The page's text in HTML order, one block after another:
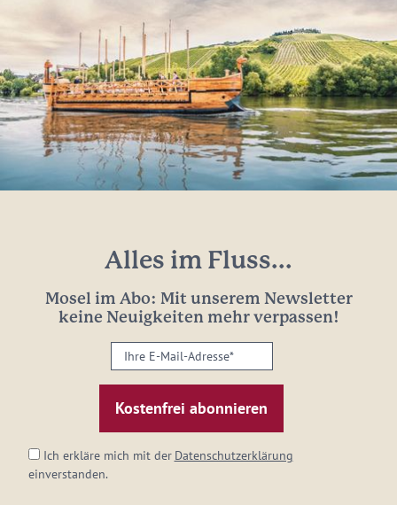
Alles im Fluss...
Mosel im Abo: Mit unserem Newsletter
keine Neuigkeiten mehr verpassen!
Ihre
E-
Mail-
Adresse:
Ich erkläre mich mit der Datenschutzerklärung
einverstanden.